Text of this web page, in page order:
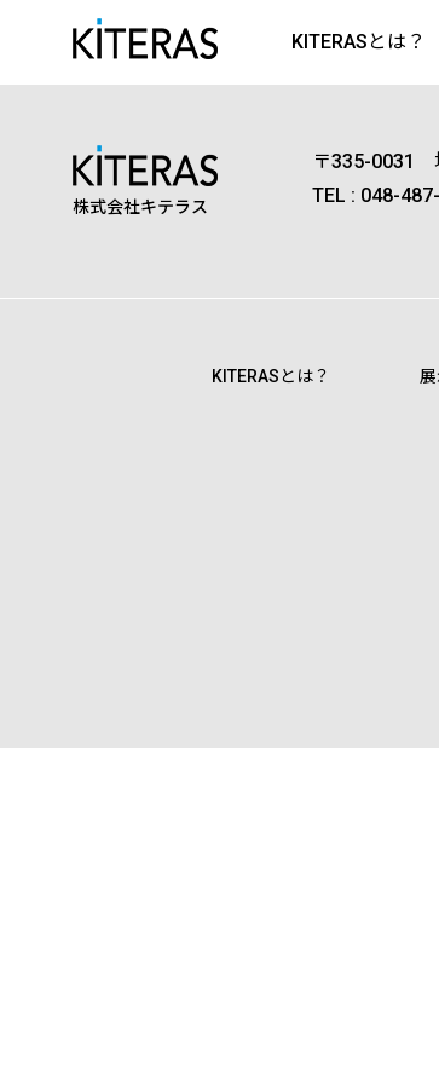
KITERASとは？
株式会社キテラス
〒335-0031
TEL : 048-
KITERASとは？